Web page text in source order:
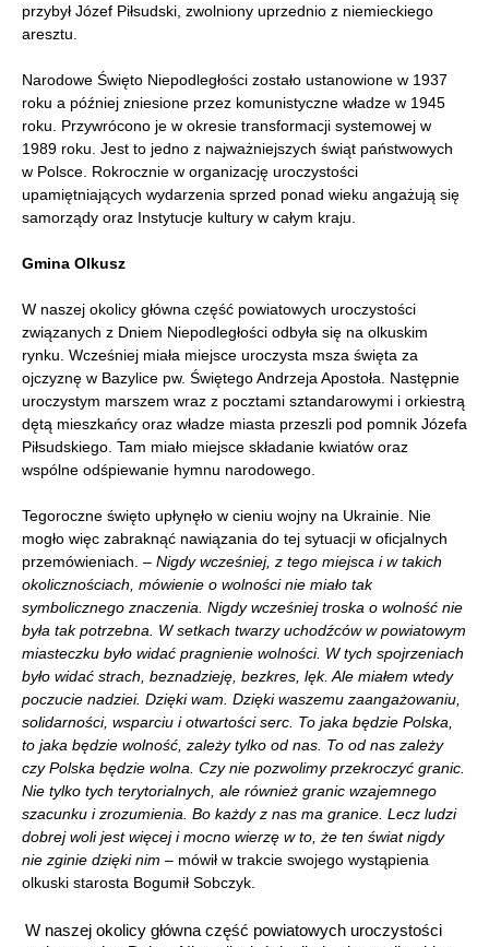
przybył Józef Piłsudski, zwolniony uprzednio z niemieckiego
aresztu.
Narodowe Święto Niepodległości zostało ustanowione w 1937
roku a później zniesione przez komunistyczne władze w 1945
roku. Przywrócono je w okresie transformacji systemowej w
1989 roku. Jest to jedno z najważniejszych świąt państwowych
w Polsce. Rokrocznie w organizację uroczystości
upamiętniających wydarzenia sprzed ponad wieku angażują się
samorządy oraz Instytucje kultury w całym kraju.
Gmina Olkusz
W naszej okolicy główna część powiatowych uroczystości
związanych z Dniem Niepodległości odbyła się na olkuskim
rynku. Wcześniej miała miejsce uroczysta msza święta za
ojczyznę w Bazylice pw. Świętego Andrzeja Apostoła. Następnie
uroczystym marszem wraz z pocztami sztandarowymi i orkiestrą
dętą mieszkańcy oraz władze miasta przeszli pod pomnik Józefa
Piłsudskiego. Tam miało miejsce składanie kwiatów oraz
wspólne odśpiewanie hymnu narodowego.
Tegoroczne święto upłynęło w cieniu wojny na Ukrainie. Nie
mogło więc zabraknąć nawiązania do tej sytuacji w oficjalnych
przemówieniach. – Nigdy wcześniej, z tego miejsca i w takich
okolicznościach, mówienie o wolności nie miało tak
symbolicznego znaczenia. Nigdy wcześniej troska o wolność nie
była tak potrzebna. W setkach twarzy uchodźców w powiatowym
miasteczku było widać pragnienie wolności. W tych spojrzeniach
było widać strach, beznadzieję, bezkres, lęk. Ale miałem wtedy
poczucie nadziei. Dzięki wam. Dzięki waszemu zaangażowaniu,
solidarności, wsparciu i otwartości serc. To jaka będzie Polska,
to jaka będzie wolność, zależy tylko od nas. To od nas zależy
czy Polska będzie wolna. Czy nie pozwolimy przekroczyć granic.
Nie tylko tych terytorialnych, ale również granic wzajemnego
szacunku i zrozumienia. Bo każdy z nas ma granice. Lecz ludzi
dobrej woli jest więcej i mocno wierzę w to, że ten świat nigdy
nie zginie dzięki nim – mówił w trakcie swojego wystąpienia
olkuski starosta Bogumił Sobczyk.
W naszej okolicy główna część powiatowych uroczystości